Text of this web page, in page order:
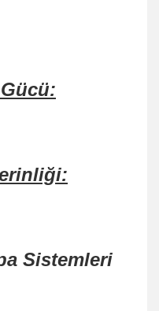
Sistemleri